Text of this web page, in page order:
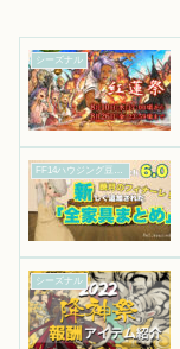
シーズナル
FF14ハウジング豆知識｜知って得する便利情報まとめ
シーズナル